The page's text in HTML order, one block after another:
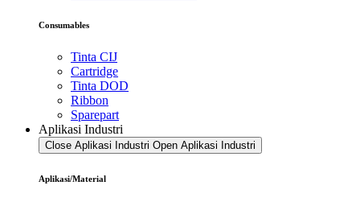
Consumables
Tinta CIJ
Cartridge
Tinta DOD
Ribbon
Sparepart
Aplikasi Industri
Close Aplikasi Industri Open Aplikasi Industri
Aplikasi/Material